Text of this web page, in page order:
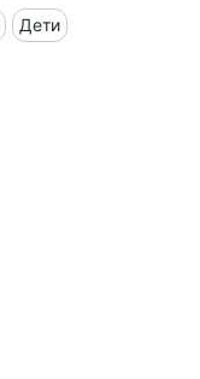
Дети